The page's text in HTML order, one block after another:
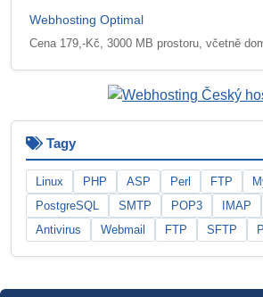
Webhosting Optimal
Cena 179,-Kč, 3000 MB prostoru, včetně
Tagy
Linux PHP ASP Perl FTP
PostgreSQL
SMTP POP3 IMAP
Antivirus
Webmail FTP SFTP